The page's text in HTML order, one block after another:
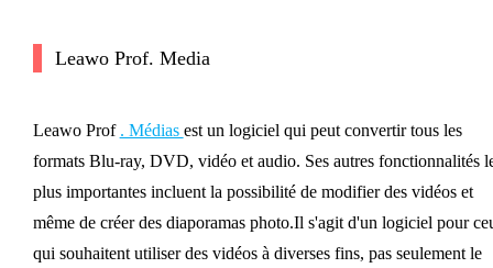
Leawo Prof. Media
Leawo Prof . Médias est un logiciel qui peut convertir tous les
formats Blu-ray, DVD, vidéo et audio. Ses autres fonctionnalités
plus importantes incluent la possibilité de modifier des vidéos et
même de créer des diaporamas photo.Il s'agit d'un logiciel pour
qui souhaitent utiliser des vidéos à diverses fins, pas seulement le